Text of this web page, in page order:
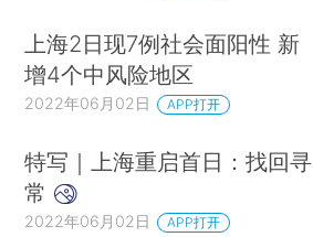
上海2日现7例社会面阳性 新
增4个中风险地区
2022年06月02日 APP打开
特写｜上海重启首日：找回寻
常
2022年06月02日 APP打开